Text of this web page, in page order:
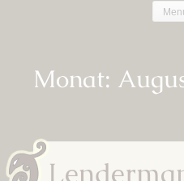
Monat: